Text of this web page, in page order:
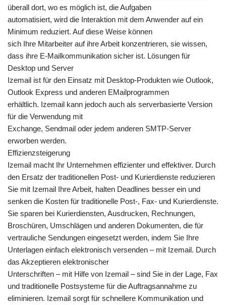
überall dort, wo es möglich ist, die Aufgaben
automatisiert, wird die Interaktion mit dem Anwender auf ein
Minimum reduziert. Auf diese Weise können
sich Ihre Mitarbeiter auf ihre Arbeit konzentrieren, sie wissen,
dass ihre E-Mailkommunikation sicher ist. Lösungen für
Desktop und Server
Izemail ist für den Einsatz mit Desktop-Produkten wie Outlook,
Outlook Express und anderen EMailprogrammen
erhältlich. Izemail kann jedoch auch als serverbasierte Version
für die Verwendung mit
Exchange, Sendmail oder jedem anderen SMTP-Server
erworben werden.
Effizienzsteigerung
Izemail macht Ihr Unternehmen effizienter und effektiver. Durch
den Ersatz der traditionellen Post- und Kurierdienste reduzieren
Sie mit Izemail Ihre Arbeit, halten Deadlines besser ein und
senken die Kosten für traditionelle Post-, Fax- und Kurierdienste.
Sie sparen bei Kurierdiensten, Ausdrucken, Rechnungen,
Broschüren, Umschlägen und anderen Dokumenten, die für
vertrauliche Sendungen eingesetzt werden, indem Sie Ihre
Unterlagen einfach elektronisch versenden – mit Izemail. Durch
das Akzeptieren elektronischer
Unterschriften – mit Hilfe von Izemail – sind Sie in der Lage, Fax
und traditionelle Postsysteme für die Auftragsannahme zu
eliminieren. Izemail sorgt für schnellere Kommunikation und